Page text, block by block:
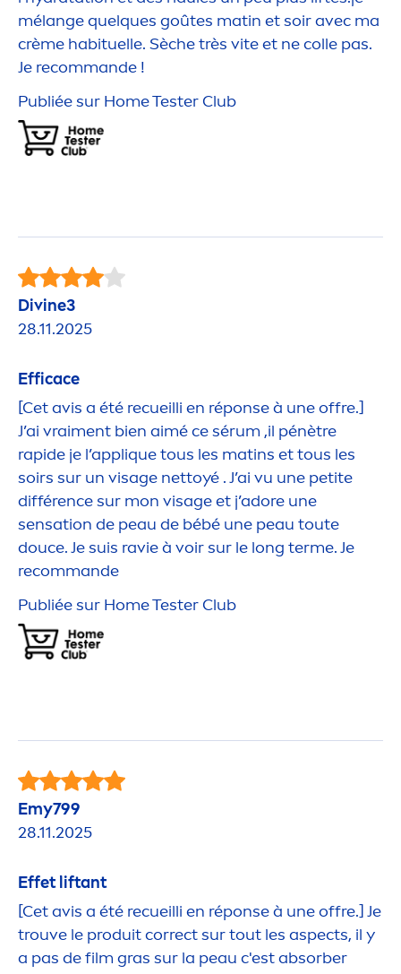
mélange quelques goûtes matin et soir avec ma
crème habituelle. Sèche très vite et ne colle pas.
Je recommande !
Publiée sur Home Tester Club
Divine3
28.11.2025
Efficace
[Cet avis a été recueilli en réponse à une offre.]
J’ai vraiment bien aimé ce sérum ,il pénètre
rapide je l’applique tous les matins et tous les
soirs sur un visage nettoyé . J’ai vu une petite
différence sur mon visage et j’adore une
sensation de peau de bébé une peau toute
douce. Je suis ravie à voir sur le long terme. Je
recommande
Publiée sur Home Tester Club
Emy799
28.11.2025
Effet liftant
[Cet avis a été recueilli en réponse à une offre.] Je
trouve le produit correct sur tout les aspects, il y
a pas de film gras sur la peau c'est absorber